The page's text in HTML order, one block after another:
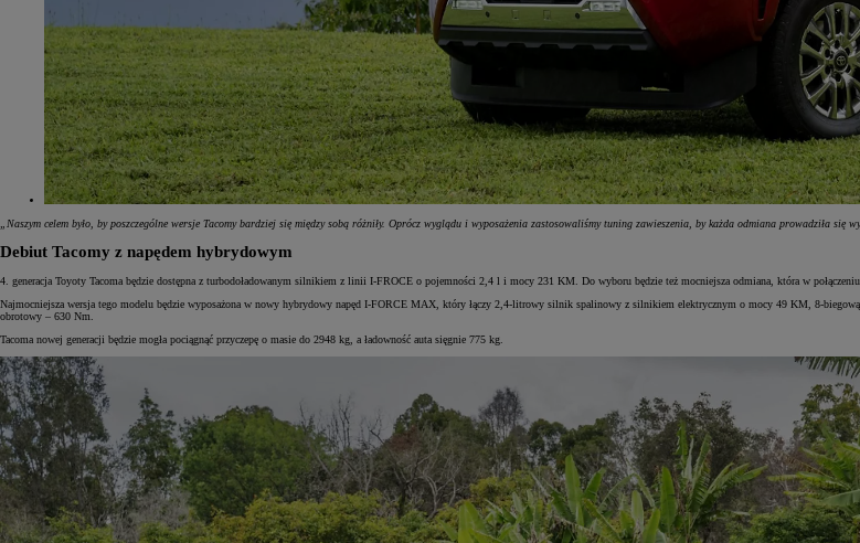
Od81 900 zł
Yaris Cross
HYBRID
„Naszym celem było, by poszczególne wersje Tacomy bardziej się między sobą różniły. Oprócz wyglądu i wyposażenia zastosowaliśmy tuning zawieszenia, by każda odmiana prowadziła się
Debiut Tacomy z napędem hybrydowym
4. generacja Toyoty Tacoma będzie dostępna z turbodoładowanym silnikiem z linii I-FROCE o pojemności 2,4 l i mocy 231 KM. Do wyboru będzie też mocniejsza odmiana, która w
Najmocniejsza wersja tego modelu będzie wyposażona w nowy hybrydowy napęd I-FORCE MAX, który łączy 2,4-litrowy silnik spalinowy z silnikiem elektrycznym o mocy 49 KM, 8-
obrotowy – 630 Nm.
Tacoma nowej generacji będzie mogła pociągnąć przyczepę o masie do 2948 kg, a ładowność auta sięgnie 775 kg.